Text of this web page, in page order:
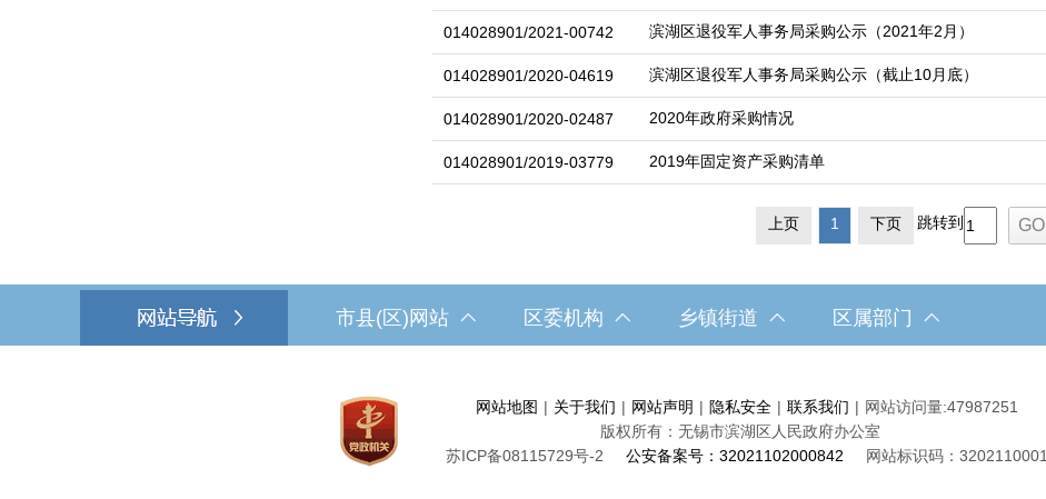
014028901/2021-00742 滨湖区退役军人事务局采购公示（2021年2月）
014028901/2020-04619 滨湖区退役军人事务局采购公示（截止10月底）
014028901/2020-02487 2020年政府采购情况
014028901/2019-03779 2019年固定资产采购清单
上页 1 下页 跳转到
市县(区)网站 区委机构 乡镇街道 区属部门
网站地图 | 关于我们 | 网站声明 | 隐私安全 | 联系我们 | 网站访问量:47987251
版权所有：无锡市滨湖区人民政府办公室
苏ICP备08115729号-2
公安备案号：32021102000842 网站标识码：3202110001